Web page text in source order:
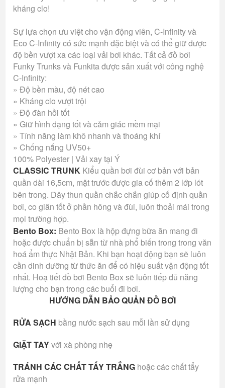
kháng clo!
Sự lựa chọn ưu việt cho vận động viên, C-Infinity và
Eco C-Infinity có sức mạnh đặc biệt và có thể giữ được
độ bền vượt xa các loại vải bơi khác. Tất cả đồ bơi
Funky Trunks và Funkita được sản xuất với công nghệ
C-Infinity:
» Độ bền màu, độ nét cao
» Kháng clo vượt trội
» Độ đàn hồi tốt
» Giữ hình dạng tốt và cảm giác mềm mại
» Tính năng làm khô nhanh và thoáng khí
» Chống nắng UV50+
100% Polyester | Vải xay tại Ý
CLASSIC TRUNK Kiểu quần bơi đùi cơ bản với bản
quần dài 16,5cm, mặt trước được gia cố thêm 2 lớp lót
bên trong. Dây thun quần chắc chắn giúp cố định quần
bơi, co giãn tốt ở phần hông và đùi, luôn thoải mái trong
mọi trường hợp.
Bento Box: Bento Box là hộp đựng bữa ăn mang đi
hoặc được chuẩn bị sẵn từ nhà phổ biến trong trong văn
hoá ẩm thực Nhật Bản. Khi bạn hoạt động bạn sẽ luôn
cần dinh dưỡng từ thức ăn để có hiệu suất vận động tốt
nhất. Hoạ tiết đồ bơi Bento Box sẽ luôn tiếp đủ năng
lượng cho bạn trong các buổi đi bơi.
HƯỚNG DẪN BẢO QUẢN ĐỒ BƠI
RỬA SẠCH bằng nước sạch sau mỗi lần sử dụng
GIẶT TAYvới xà phòng nhẹ
TRÁNH CÁC CHẤT TẨY TRẮNG hoặc các chất tẩy
rửa mạnh